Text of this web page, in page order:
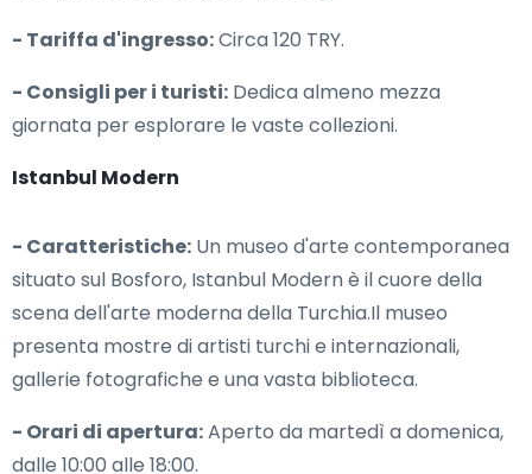
- Tariffa d'ingresso:Circa 120 TRY.
- Consigli per i turisti: Dedica almeno mezza
giornata per esplorare le vaste collezioni.
Istanbul Modern
- Caratteristiche: Un museo d'arte contemporanea
situato sul Bosforo, Istanbul Modern è il cuore della
scena dell'arte moderna della Turchia.Il museo
presenta mostre di artisti turchi e internazionali,
gallerie fotografiche e una vasta biblioteca.
- Orari di apertura:Aperto da martedì a domenica,
dalle 10:00 alle 18:00.